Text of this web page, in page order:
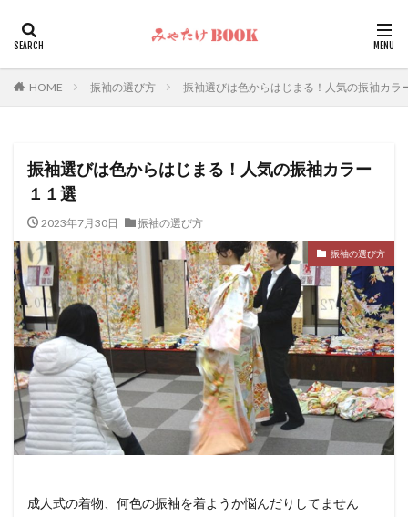
HOME 振袖の選び方 振袖選びは色からはじまる！人気の振袖カラ
振袖選びは色からはじまる！人気の振袖カラー
１１選
2023年7月30日 振袖の選び方
振袖の選び方
成人式の着物、何色の振袖を着ようか悩んだりしてません
カテゴリー